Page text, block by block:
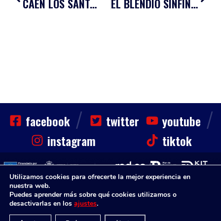
CAEN LOS SANTANDERINOS ANTE UN GRAN FRAIKIN GRANOLLERS EL BLENDIO SINFÍN PELEARÁ POR UNA SEGUNDA OPORTUNIDAD
facebook / twitter youtube /
instagram tiktok
CLUB HAZTE SOCIO NOTICIAS CONTACTO
Sinfin. Todos los derechos reservados
Aviso LegalPolítica de PrivacidadAviso Legal
Utilizamos cookies para ofrecerte la mejor experiencia en
nuestra web.
Puedes aprender más sobre qué cookies utilizamos o
desactivarlas en los ajustes.